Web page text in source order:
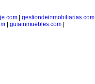
| gestiondeinmobiliarias.com|
| guiainmuebles.com|